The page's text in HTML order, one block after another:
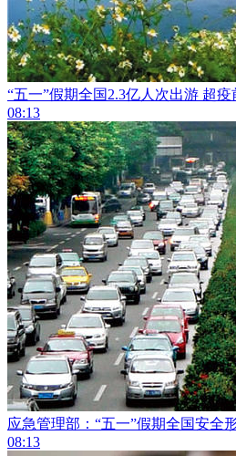
“五一”假期全国2.3亿人次出游 超
08:13
应急管理部：“五一”假期全国安全
08:13